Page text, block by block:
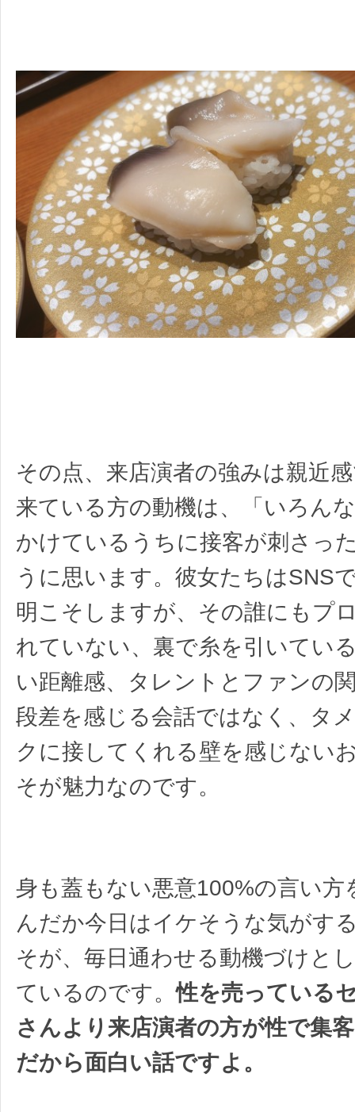
その点、来店演者の強みは親近
来ている方の動機は、「いろん
かけているうちに接客が刺さっ
うに思います。彼女たちはSNS
明こそしますが、その誰にもプ
れていない、裏で糸を引いてい
い距離感、タレントとファンの
段差を感じる会話ではなく、タ
クに接してくれる壁を感じない
そが魅力なのです。
身も蓋もない悪意100%の言い方
んだか今日はイケそうな気がす
そが、毎日通わせる動機づけと
ているのです。性を売っている
さんより来店演者の方が性で集
だから面白い話ですよ。